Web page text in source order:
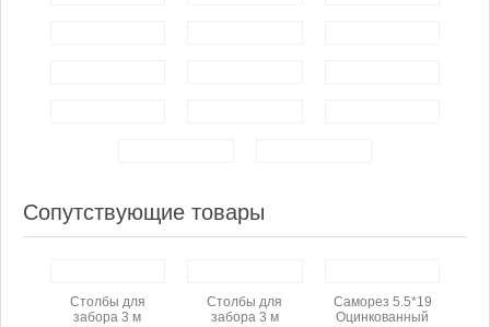
Сопутствующие товары
Столбы для
забора 3 м
Столбы для
забора 3 м
Саморез 5.5*19
Оцинкованный